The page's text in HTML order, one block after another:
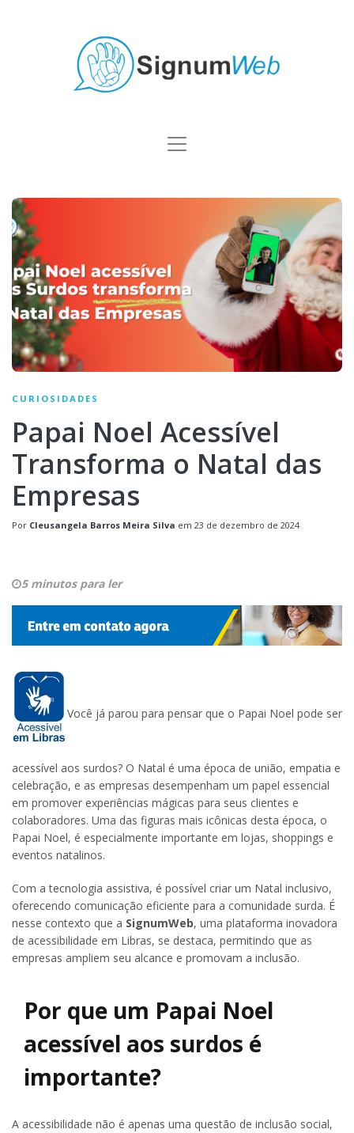
CURIOSIDADES
Papai Noel Acessível
Transforma o Natal das
Empresas
Por Cleusangela Barros Meira Silva em 23 de dezembro de 2024
5 minutos para ler
Você já parou para pensar que o Papai Noel pode ser
acessível aos surdos? O Natal é uma época de união, empatia e
celebração, e as empresas desempenham um papel essencial
em promover experiências mágicas para seus clientes e
colaboradores. Uma das figuras mais icônicas desta época, o
Papai Noel, é especialmente importante em lojas, shoppings e
eventos natalinos.
Com a tecnologia assistiva, é possível criar um Natal inclusivo,
oferecendo comunicação eficiente para a comunidade surda. É
nesse contexto que a SignumWeb, uma plataforma inovadora
de acessibilidade em Libras, se destaca, permitindo que as
empresas ampliem seu alcance e promovam a inclusão.
Por que um Papai Noel
acessível aos surdos é
importante?
A acessibilidade não é apenas uma questão de inclusão social,